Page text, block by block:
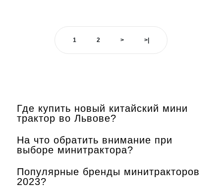
1 2 > >|
Где купить новый китайский мини
трактор во Львове?
На что обратить внимание при
выборе минитрактора?
Популярные бренды минитракторов
2023?